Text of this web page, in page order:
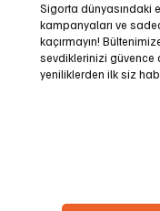
Eksik Ayak:
Sigorta dünyasındaki
kampanyaları ve
kaçırmayın!
sevdiklerinizi güvence
yeniliklerden ilk siz